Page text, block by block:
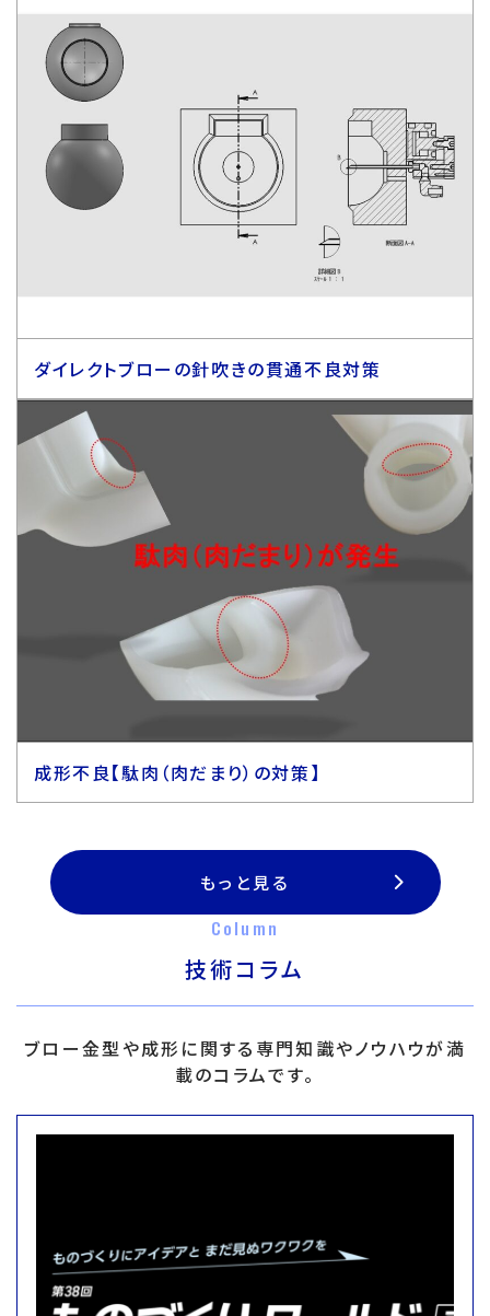
ダイレクトブローの針吹きの貫通不良対策
成形不良【駄肉（肉だまり）の対策】
もっと見る
Column
技術コラム
ブロー金型や成形に関する専門知識やノウハウが満
載のコラムです。